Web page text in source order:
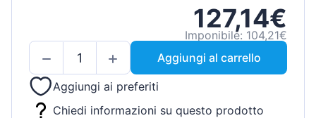
127,14€
Imponibile: 104,21€
Aggiungi al carrello
Aggiungi ai preferiti
Chiedi informazioni su questo prodotto